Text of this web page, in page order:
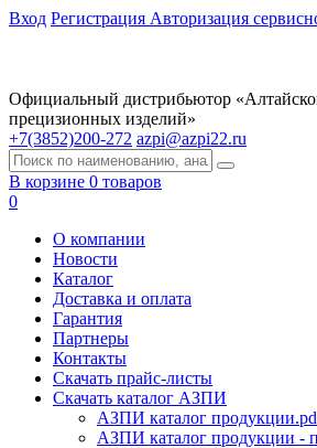
Вход Регистрация Авторизация
Официальный дистрибьютор
прецизионных изделий»
+7(3852)200-272 azpi@azpi22.ru
В корзине 0 товаров
0
О компании
Новости
Каталог
Доставка и оплата
Гарантия
Партнеры
Контакты
Скачать прайс-листы
Скачать каталог АЗПИ
АЗПИ каталог
АЗПИ каталог продукции -